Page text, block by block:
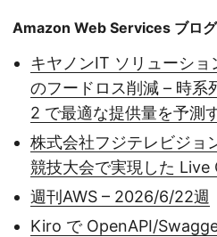
Amazon Web Services ブロ
キヤノンIT ソリューシ
のフードロス削減 – 時
2 で最適な提供量を予測
株式会社フジテレビジョ
競技大会で実現した
週刊AWS – 2026/6/22週
Kiro で OpenAPI/